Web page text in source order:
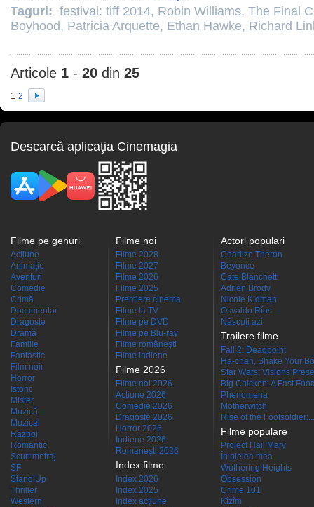
Taguri: festival: tiff 2014, Robin Williams, The Final
Boyhood, Patricia Arquette, Ethan Hawke, Richard
Articole 1 - 20 din 25
1 2
Descarcă aplicaţia Cinemagia
Filme pe genuri
Acţiune
Animaţie
Aventuri
Comedie
Crimă
Documentar
Dragoste
Dramă
Familie
Fantastic
Film noir
Horror
Istoric
Mister
Muzică
Muzical
Război
Romantic
Scurt metraj
SF
Stand Up
Thriller
Western
Filme noi
Filme 2028
Filme 2027
Filme 2026
Filme 2025
Premiere cinema
Filme la TV
Filme pe DVD
Filme pe Blu-ray
Filme româneşti
Filme indiene
Filme 2026
Filme noi 2026
Actiune 2026
Comedie 2026
Dragoste 2026
Horror 2026
Indiene 2026
Româneşti 2026
Index filme
Index 2026
Index 2025
Index acţiune
Actori populari
Charlize Theron
Beyoncé
Cate Blanchett
Adrien Brody
Nicole Kidman
Osvaldo Ríos
Născuţi azi
Trailere filme
Fall 2: Deadpoint
Ha-chan, Shake Your
Star Wars: Visions
Big Chicken: A Fast
Phenomena
Motherwitch
Rise of the Footsoldier:...
Filme populare
Project Hail Mary
În pielea mea
Wuthering Heights
Obsession
Crime 101
Kîzîm